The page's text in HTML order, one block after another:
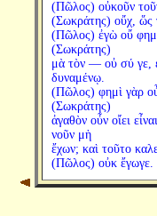
(Πῶλος) οὐκοῦν
(Σωκράτης) οὔχ, ὥς
(Πῶλος) ἐγὼ οὔ
(Σωκράτης)
μὰ τὸν — οὐ σύ γε,
δυναμένῳ.
(Πῶλος) φημὶ γὰρ
(Σωκράτης)
ἀγαθὸν οὖν οἴει
νοῦν μὴ
ἔχων; καὶ τοῦτο
(Πῶλος) οὐκ ἔγωγε.